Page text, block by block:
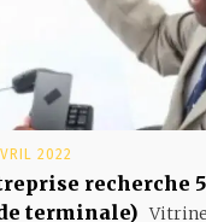
2022
recherche
terminale)